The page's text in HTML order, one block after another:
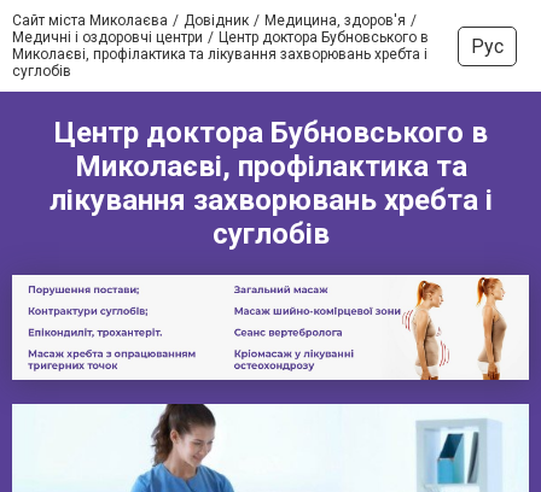
Сайт міста Миколаєва Довідник
Медицина, здоров'я
Медичні і оздоровчі центри
Центр доктора Бубновського в
Миколаєві, профілактика та лікування захворювань хребта і
суглобів
Рус
Центр доктора Бубновського в
Миколаєві, профілактика та
лікування захворювань хребта і
суглобів